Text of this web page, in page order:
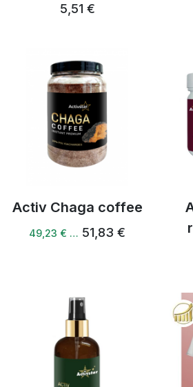
5,51 €
Activ Chaga coffee
49,23 € … 51,83 €